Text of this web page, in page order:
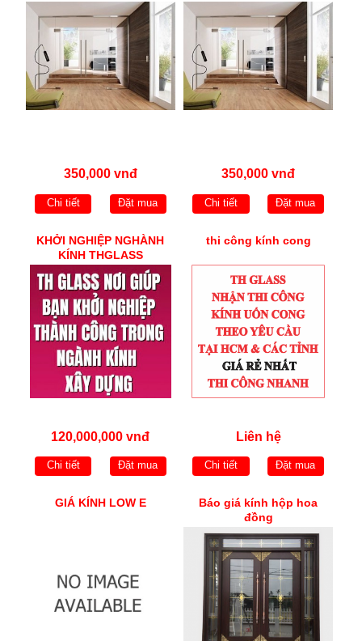
350,000 vnđ
Chi tiết Đặt mua
350,000 vnđ
Chi tiết Đặt mua
KHỞI NGHIỆP NGHÀNH
KÍNH THGLASS
120,000,000 vnđ
Chi tiết Đặt mua
thi công kính cong
Liên hệ
Chi tiết Đặt mua
GIÁ KÍNH LOW E
Báo giá kính hộp hoa
đồng